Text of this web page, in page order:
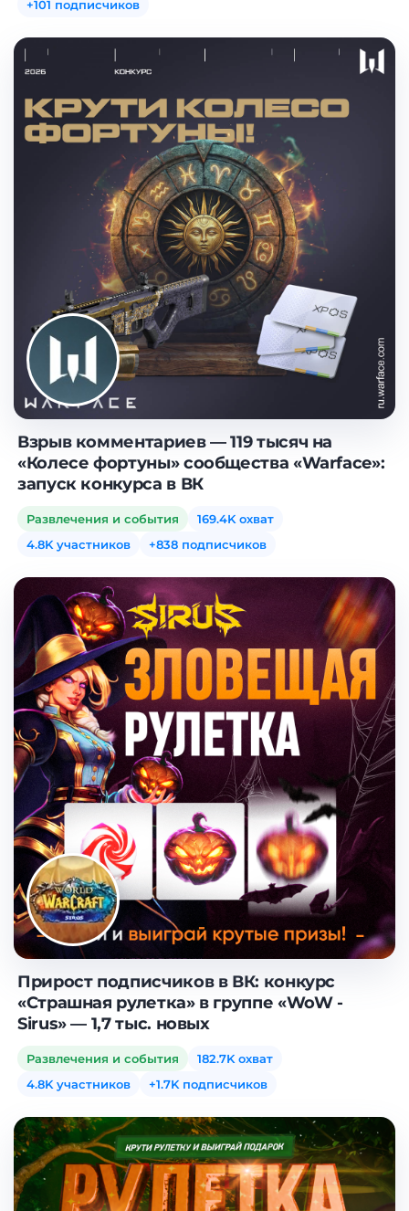
+101 подписчиков
Взрыв комментариев — 119 тысяч на
«Колесе фортуны» сообщества «Warface»:
запуск конкурса в ВК
Развлечения и события
169.4K охват
4.8K участников
+838 подписчиков
Прирост подписчиков в ВК: конкурс
«Страшная рулетка» в группе «WoW -
Sirus» — 1,7 тыс. новых
Развлечения и события
182.7K охват
4.8K участников
+1.7K подписчиков